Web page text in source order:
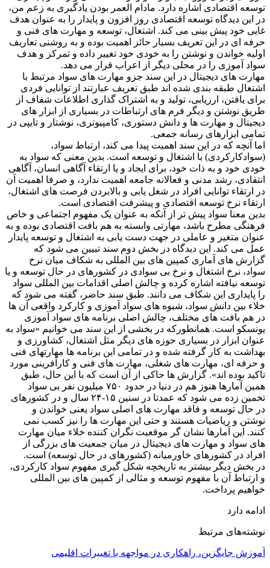
توسعه اقتصادی اشاره دارد. مادام العمر بودن یادگیری به زعم من،
در این دیدگاه توسعه اقتصادی روز افزون و پایدار را به عنوان هدف
غایی خود پیش بینی می کند. اشتغال، توسعه و مهارت های فنی و
حرفه ای در این تعریف بسیار حائز اهمیت بوده و به روشنی تعاریف
اولیه خواندن و نوشتن را به خودی خود تغییر داده و تمرکز و هدف
سواد آموزی را در محلی دیگر از اعراب قرار می دهد.
مهارت های دیجیتال در این سند جزو مهارت های سواد مرتبط با
اشتغال طبقه بندی شده اند طبق تعریف عبارتند از توانایی فردی
برای یافتن، ارزیابی، تولید و به اشتراک گذاری اطلاعات شفاف از
طریق نوشتن و دیگر فرم های ارتباطات در بسیاری از ابزار های
دیجیتال و مهارت ها و دانش دستوری، کامپیوتری، نوشتار و تایپی در
تمامی ابزارهای رسانه جمعی.
اما آنچه که در این سند اهمیت پیدا می کند، ارتباط سواد،
(سوادکارکردی) با اشتغال و توسعه است. بدین معنی که سواد به
خودی خود و به ذات خود، برای ایجاد و یا ارتقاء آگاهی انسان، آگاهی
انتقادی، رشد مدنی و فعالانه جامعه اهمیت ندارد، و صرفا اهمیت آن
در ارتقاء توانایی افراد در شغل یابی و بالابردن فرصت های اشتغال،
ارتقاء نرخ توسعه اقتصادی و پیشرفت اقتصادی است.
بدین معنا سواد پیش تر از آنکه به عنوان یک مفهوم اجتماعی و خاص
فرهنگی مطرح باشد، مهارتی وابسته به هم بافت اقتصادی بوده و به
عنوان متغیر و عاملی در جهت دست یابی به اشتغال و توسعه پایدار
عمل می کند. این دیدگاه در بخش دوم سند تبیین می شود که
گزارش های آماری کمپین های بین المللی به شکاف میان نرخ
سواد، نرخ اشتغال و نرخ بی سوادی در کشورهای در حال توسعه و یا
توسعه نیافته اشاره کرده و چالش اصلی اقدامات بین المللی سواد
را پایداری این شکاف می دانند. طبق سند حاضر، گفته می شود که
خلاء بین دانش سواد، شیوه های سواد آموزی و کارکرد واقعی آن ها
در هم بافت های مختلف، چالش اصلی برنامه های سواد آموزی
یونسکو است. همانطورکه در بخشی از این سند می خوانیم «سواد به
عنوان ابزار در بسیاری حوزه های دیگر مثل اشتغال، کشاورزی و
بهداشت به کار گرفته شده و در تمامی این برنامه ها مهارتهای فنی
و حرفه ای، مهارت های شغلی، مهارت های فنی و کارآفرینی مورد
تاکید بوده اند». گزارش ها حاکی از آن است که با این حال، طبق
همین آمارها هنوز هم در دنیا در حدود ۷۵۰ میلیون نفر بی سواد
تخمین زده می شود که عمدتا در سنین ۱۵-۲۴ سال و در کشورهای
در حال توسعه و فاقد مهارت های اصلی سواد یعنی خواندن و
نوشتن و ریاضیات هستند و حتی این مهارت ها را نیز کسب نمی
کنند. این آمارها نشان گر موقعیت نگران کننده خلاء میان مهارت
های سواد و مهارت های دیجیتال در میان جمعیت های بزرگی از
افراد در کشورهای خاورمیانه (کشورهای در حال توسعه) است.
در بخش دیگر بیشتر به تاریخچه شکل گیری مفهوم سواد کارکردی،
و ارتباط آن با مفهوم توسعه و مثالی از کمپین های بین المللی
خواهیم پرداخت.
ادامه دارد
نوشته‌های مرتبط
آموزش جایگزین، راهکاری در مواجهه با تغییرات اقلیمی